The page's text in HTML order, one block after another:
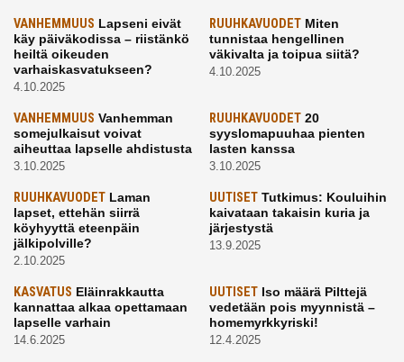
VANHEMMUUS Lapseni eivät
käy päiväkodissa – riistänkö
heiltä oikeuden
varhaiskasvatukseen?
4.10.2025
RUUHKAVUODETMiten
tunnistaa hengellinen
väkivalta ja toipua siitä?
4.10.2025
VANHEMMUUS Vanhemman
somejulkaisut voivat
aiheuttaa lapselle ahdistusta
3.10.2025
RUUHKAVUODET20
syyslomapuuhaa pienten
lasten kanssa
3.10.2025
RUUHKAVUODET Laman
lapset, ettehän siirrä
köyhyyttä eteenpäin
jälkipolville?
2.10.2025
UUTISETTutkimus: Kouluihin
kaivataan takaisin kuria ja
järjestystä
13.9.2025
KASVATUS Eläinrakkautta
kannattaa alkaa opettamaan
lapselle varhain
14.6.2025
UUTISETIso määrä Pilttejä
vedetään pois myynnistä –
homemyrkkyriski!
12.4.2025